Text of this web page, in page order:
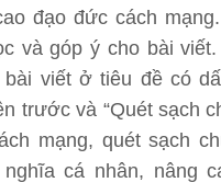
đạo đức cách
và góp ý cho bài
viết ở tiêu đề có
trước và “Quét sạch
mạng, quét sạch
cá nhân, nâng